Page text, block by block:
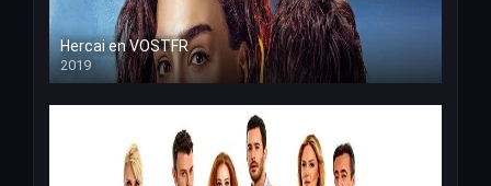
Hercai en VOSTFR
2019